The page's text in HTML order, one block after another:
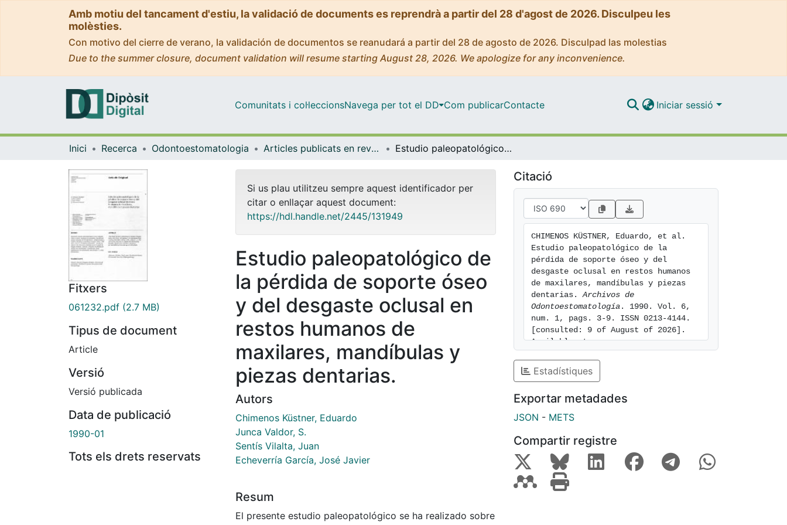
Amb motiu del tancament d'estiu, la validació de documents es reprendrà a partir del 28 d'agost de 2026. Disculpeu les
molèsties.
Con motivo del cierre de verano, la validación de documentos se reanudará a partir del 28 de agosto de 2026. Disculpad las molestias
Due to the summer closure, document validation will resume starting August 28, 2026. We apologize for any inconvenience.
Comunitats i col·leccionsNavega per tot el DD Com publicarContacte Iniciar sessió
Inici Recerca Odontoestomatologia Articles publicats en revistes (Odontoestomatologia) Estudio paleopatológico de la pérdida de soporte óseo y del desgaste oclusal en restos humanos de maxilares, mandíbulas y piezas dentarias.
Fitxers
061232.pdf (2.7 MB)
Tipus de document
Article
Versió
Versió publicada
Data de publicació
1990-01
Tots els drets reservats
Si us plau utilitzeu sempre aquest identificador per
citar o enllaçar aquest document:
https://hdl.handle.net/2445/131949
Estudio paleopatológico de
la pérdida de soporte óseo
y del desgaste oclusal en
restos humanos de
maxilares, mandíbulas y
piezas dentarias.
Autors
Chimenos Küstner, Eduardo
Junca Valdor, S.
Sentís Vilalta, Juan
Echeverría García, José Javier
Resum
El presente estudio paleopatológico se ha realizado sobre
Citació
CHIMENOS KÜSTNER, Eduardo, et al.
Estudio paleopatológico de la
pérdida de soporte óseo y del
desgaste oclusal en restos humanos
de maxilares, mandíbulas y piezas
dentarias. Archivos de
Odontoestomatología . 1990. Vol. 6,
num. 1, pags. 3-9. ISSN 0213-4144.
[consulted: 9 of August of 2026].
Available at:
Estadístiques
Exportar metadades
JSON - METS
Compartir registre